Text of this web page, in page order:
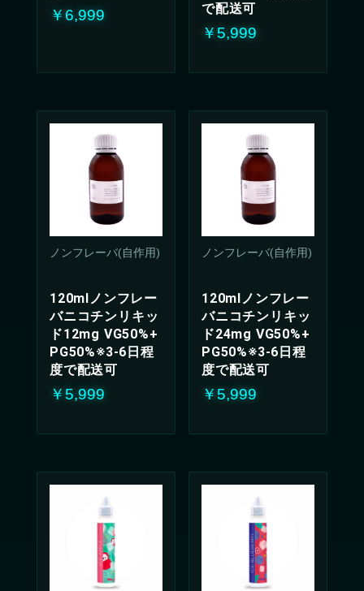
￥6,999
で配送可
￥5,999
ノンフレーバ(自作用)
120mlノンフレー
バニコチンリキッ
ド12mg VG50%+
PG50%※3-6日程
度で配送可
￥5,999
ノンフレーバ(自作用)
120mlノンフレー
バニコチンリキッ
ド24mg VG50%+
PG50%※3-6日程
度で配送可
￥5,999